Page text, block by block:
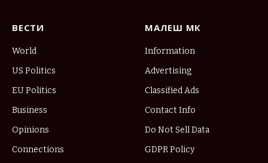
ВЕСТИ
World
US Politics
EU Politics
Business
Opinions
Connections
МАЛЕШ МК
Information
Advertising
Classified Ads
Contact Info
Do Not Sell Data
GDPR Policy